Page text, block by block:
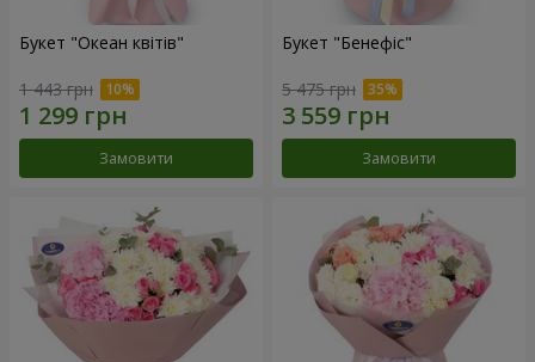
Букет "Океан квітів"
1 443 грн
Замовити
Букет "Бенефіс"
5 475 грн
Замовити